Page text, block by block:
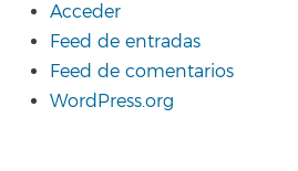
Acceder
Feed de entradas
Feed de comentarios
WordPress.org